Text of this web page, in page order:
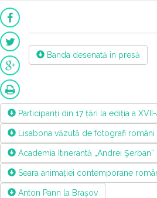
Banda desenată în presă
Participanți din 17 țări la ediția a
Lisabona văzută de fotografi români
Academia Itinerantă „Andrei Şerban“
Seara animației contemporane
Anton Pann la Braşov